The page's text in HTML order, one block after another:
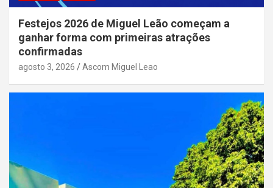
Festejos 2026 de Miguel Leão começam a
ganhar forma com primeiras atrações
confirmadas
agosto 3, 2026 Ascom Miguel Leao